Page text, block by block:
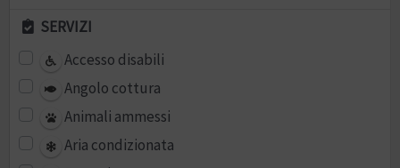
SERVIZI
Accesso disabili
Angolo cottura
Animali ammessi
Aria condizionata